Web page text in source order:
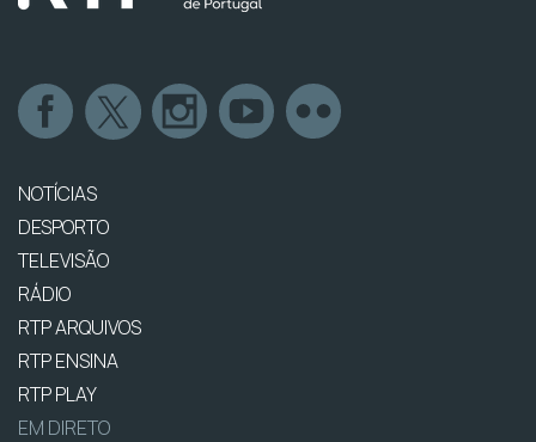
NOTÍCIAS
DESPORTO
TELEVISÃO
RÁDIO
RTP ARQUIVOS
RTP ENSINA
RTP PLAY
EM DIRETO